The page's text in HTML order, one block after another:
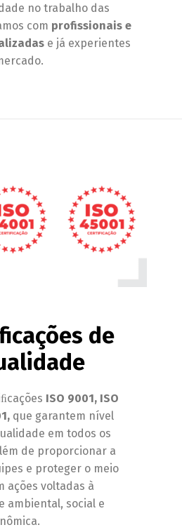
no trabalho das
com profissionais e
e já experientes
de
ISO 9001, ISO
que garantem nível
em todos os
de proporcionar a
e proteger o meio
ações voltadas à
ambiental, social e